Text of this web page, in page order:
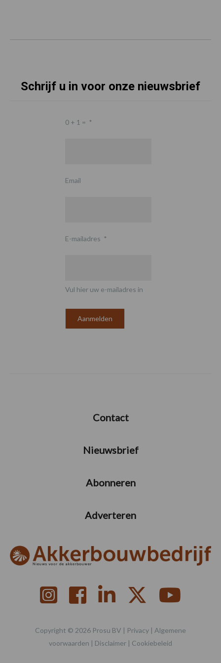
Schrijf u in voor onze nieuwsbrief
0 + 1 = *
Email
E-mailadres *
Vul hier uw e-mailadres in
Contact
Nieuwsbrief
Abonneren
Adverteren
Copyright © 2026 Prosu BV | Privacy | Algemene
voorwaarden | Disclaimer | Cookiebeleid